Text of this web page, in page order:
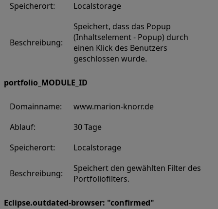
Speicherort:
Localstorage
Beschreibung:
Speichert, dass das Popup
(Inhaltselement - Popup) durch
einen Klick des Benutzers
geschlossen wurde.
portfolio_MODULE_ID
Domainname:
www.marion-knorr.de
Ablauf:
30 Tage
Speicherort:
Localstorage
Beschreibung:
Speichert den gewählten Filter des
Portfoliofilters.
Eclipse.outdated-browser: "confirmed"